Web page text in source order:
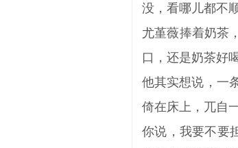
没，看哪儿都不顺
尤堇薇捧着奶茶
口，还是奶茶好
他其实想说，一
倚在床上，兀自
你说，我要不要